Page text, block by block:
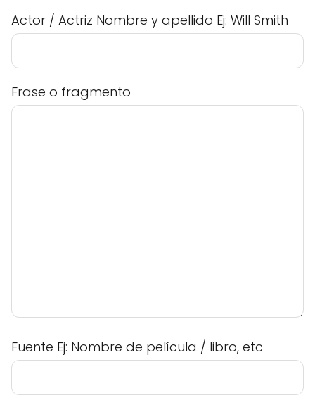
Actor / Actriz Nombre y apellido Ej: Will Smith
Frase o fragmento
Fuente Ej: Nombre de película / libro, etc